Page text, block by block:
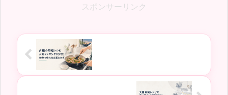
スポンサーリンク